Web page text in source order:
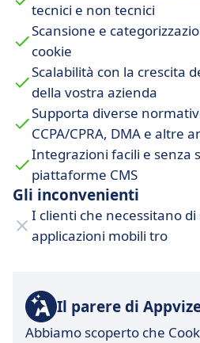
tecnici e non tecnici
Scansione e
cookie
Scalabilità con la crescita
della vostra azienda
Supporta diverse
CCPA/CPRA, DMA e altre
Integrazioni facili e senza
piattaforme CMS
Gli inconvenienti
I clienti che necessitano di
applicazioni mobili tro
Il parere di
Abbiamo scoperto che